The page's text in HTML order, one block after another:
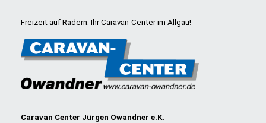
Freizeit auf Rädern. Ihr Caravan-Center im Allgäu!
Caravan Center Jürgen Owandner e.K.